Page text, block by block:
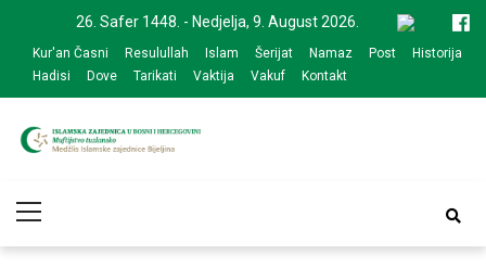
navigation
content
26. Safer 1448. - Nedjelja, 9. August 2026.
Kur'an Časni Resulullah Islam Šerijat Namaz Post
Historija
Hadisi
Dove Tarikati Vaktija Vakuf Kontakt
zajednice Bijeljina
Menu